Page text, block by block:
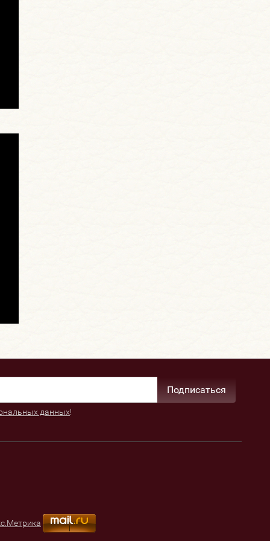
Подписаться
данных!